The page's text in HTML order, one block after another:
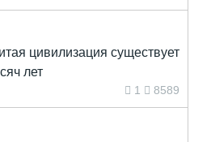
цивилизация существует
лет
1 8589